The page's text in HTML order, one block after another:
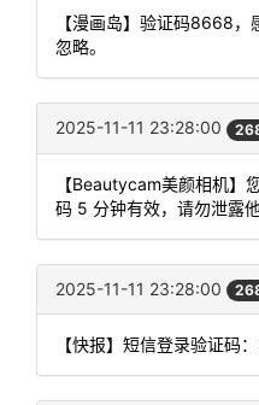
【漫画岛】验证码8668
忽略。
2025-11-11 23:28:00
【Beautycam美颜相机】
码 5 分钟有效，请勿泄露他
2025-11-11 23:28:00
【快报】短信登录验证码